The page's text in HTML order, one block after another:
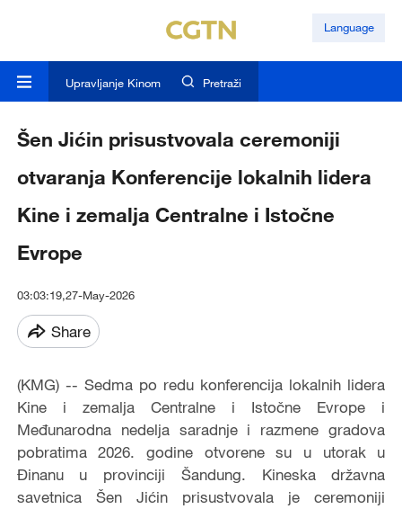
Language
Upravljanje Kinom Pretraži
Šen Jićin prisustvovala ceremoniji
otvaranja Konferencije lokalnih lidera
Kine i zemalja Centralne i Istočne
Evrope
03:03:19,27-May-2026
Share
(KMG) -- Sedma po redu konferencija lokalnih lidera
Kine i zemalja Centralne i Istočne Evrope i
Međunarodna nedelja saradnje i razmene gradova
pobratima 2026. godine otvorene su u utorak u
Đinanu u provinciji Šandung. Kineska državna
savetnica Šen Jićin prisustvovala je ceremoniji